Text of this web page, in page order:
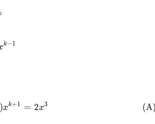
y(x) &=
k−1
\sum_{k=1}^\infty k C_k
)xk+1 = 2x3 (A)